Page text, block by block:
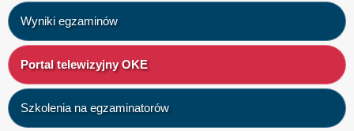
Wyniki egzaminów
Portal telewizyjny OKE
Szkolenia na egzaminatorów